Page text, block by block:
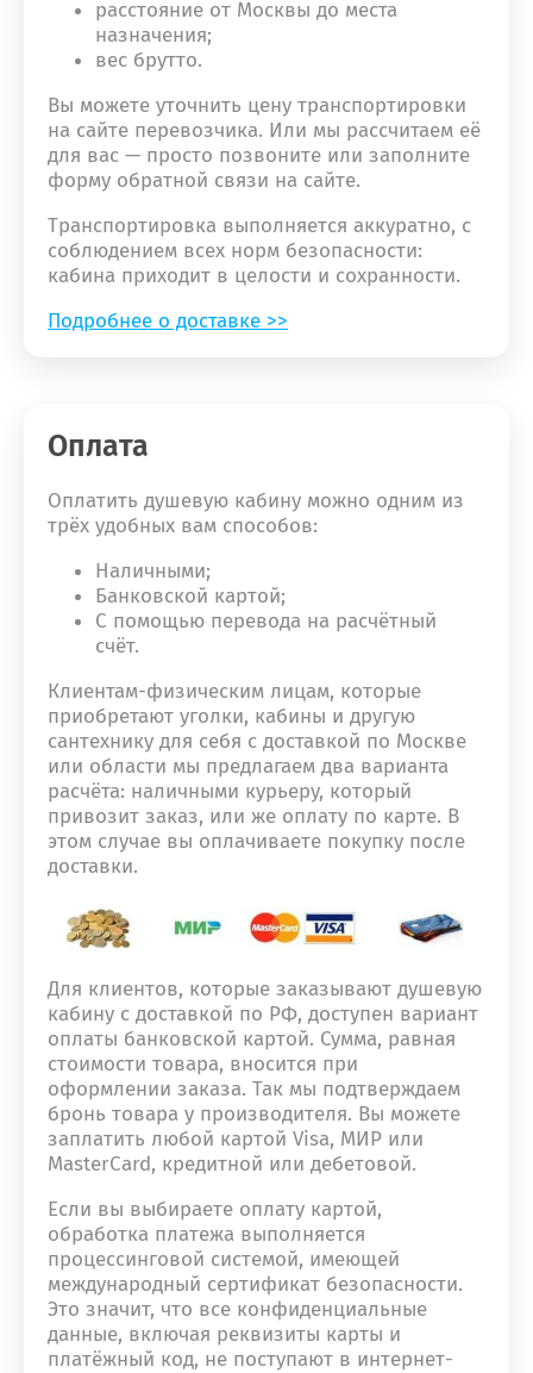
расстояние от Москвы до места
назначения;
вес брутто.
Вы можете уточнить цену транспортировки
на сайте перевозчика. Или мы рассчитаем её
для вас — просто позвоните или заполните
форму обратной связи на сайте.
Транспортировка выполняется аккуратно, с
соблюдением всех норм безопасности:
кабина приходит в целости и сохранности.
Подробнее о доставке >>
Оплата
Оплатить душевую кабину можно одним из
трёх удобных вам способов:
Наличными;
Банковской картой;
С помощью перевода на расчётный
счёт.
Клиентам-физическим лицам, которые
приобретают уголки, кабины и другую
сантехнику для себя с доставкой по Москве
или области мы предлагаем два варианта
расчёта: наличными курьеру, который
привозит заказ, или же оплату по карте. В
этом случае вы оплачиваете покупку после
доставки.
Для клиентов, которые заказывают душевую
кабину с доставкой по РФ, доступен вариант
оплаты банковской картой. Сумма, равная
стоимости товара, вносится при
оформлении заказа. Так мы подтверждаем
бронь товара у производителя. Вы можете
заплатить любой картой Visa, МИР или
MasterCard, кредитной или дебетовой.
Если вы выбираете оплату картой,
обработка платежа выполняется
процессинговой системой, имеющей
международный сертификат безопасности.
Это значит, что все конфиденциальные
данные, включая реквизиты карты и
платёжный код, не поступают в интернет-